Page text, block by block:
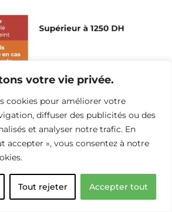
votre vie privée.
cookies pour améliorer votre
diffuser des publicités ou des
et analyser notre trafic. En
accepter », vous consentez à notre
Tout rejeter Accepter tout
le BET a intégré 4
séjour + 3 chambres) – Nous
cette technologie. L’action